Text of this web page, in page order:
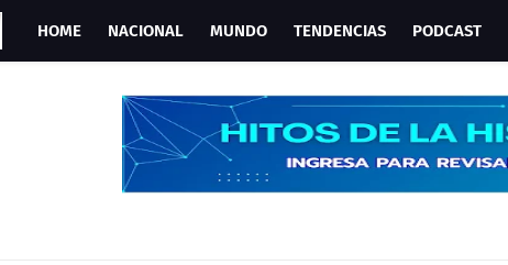
HOME NACIONAL MUNDO TENDENCIAS PODCAST